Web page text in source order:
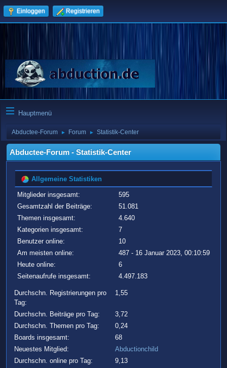
Einloggen Registrieren
Hauptmenü
Abductee-Forum ► Forum ► Statistik-Center
Abductee-Forum - Statistik-Center
Allgemeine Statistiken
Mitglieder insgesamt:
595
Gesamtzahl der Beiträge:
51.081
Themen insgesamt:
4.640
Kategorien insgesamt:
7
Benutzer online:
10
Am meisten online:
487 - 16 Januar 2023, 00:10:59
Heute online:
6
Seitenaufrufe insgesamt:
4.497.183
Durchschn. Registrierungen pro
Tag:
1,55
Durchschn. Beiträge pro Tag:
3,72
Durchschn. Themen pro Tag:
0,24
Boards insgesamt:
68
Neuestes Mitglied:
Abductionchild
Durchschn. online pro Tag:
9,13